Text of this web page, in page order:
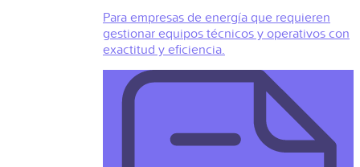
Para empresas de energía que requieren
gestionar equipos técnicos y operativos con
exactitud y eficiencia.